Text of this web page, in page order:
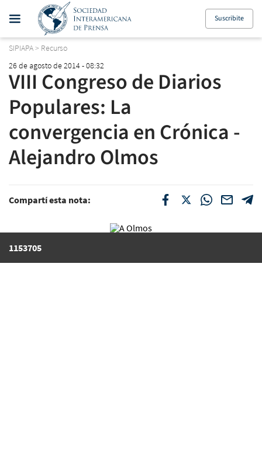
Suscribite
SIPIAPA> Recurso
26 de agosto de 2014 - 08:32
VIII Congreso de Diarios
Populares: La
convergencia en Crónica -
Alejandro Olmos
Compartí esta nota:
1153705